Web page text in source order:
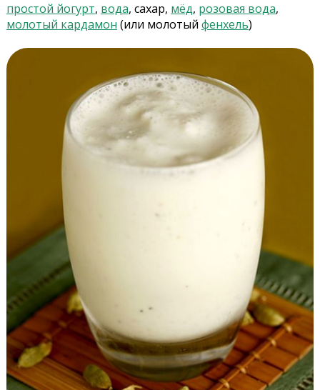
простой йогурт, вода, сахар, мёд, розовая вода,
молотый кардамон (или молотый фенхель)